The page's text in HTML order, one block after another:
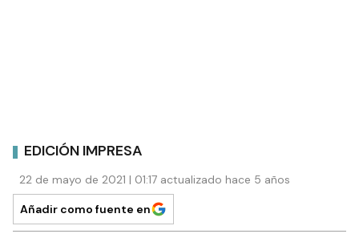
EDICIÓN IMPRESA
22 de mayo de 2021 | 01:17 actualizado hace 5 años
Añadir como fuente en